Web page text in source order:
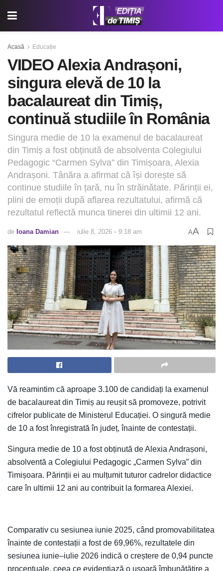
Acasă Educație
VIDEO Alexia Andrașoni,
singura elevă de 10 la
bacalaureat din Timiș,
continuă studiile în România
Singura medie de 10 la examenul de bacalaureat
din Timiș a fost obținută de absolventa Colegiului
Pedagogic “Carmen Sylva” din Timișoara, Alexia
Andrașoni. Tânăra a afirmat că își dorește să
continue studiile în țară, nu în străinătate. Părinții ei,
plini de emoții după aflarea rezultatului, afirmă că
rezultatul reflectă munca tinerei din ultimii 12 ani.
de Ioana Damian iulie 8, 2026 ◦ 9:18 am AA
Vă reamintim că aproape 3.100 de candidați la examenul
de bacalaureat din Timiș au reușit să promoveze, potrivit
cifrelor publicate de Ministerul Educației. O singură medie
de 10 a fost înregistrată în județ, înainte de contestații.
Singura medie de 10 a fost obținută de Alexia Andrașoni,
absolventă a Colegiului Pedagogic „Carmen Sylva” din
Timișoara. Părinții ei au mulțumit tuturor cadrelor didactice
care în ultimii 12 ani au contribuit la formarea Alexiei.
Comparativ cu sesiunea iunie 2025, când promovabilitatea
înainte de contestații a fost de 69,96%, rezultatele din
sesiunea iunie–iulie 2026 indică o creștere de 0,94 puncte
procentuale, ceea ce evidențiază o ușoară îmbunătățire a